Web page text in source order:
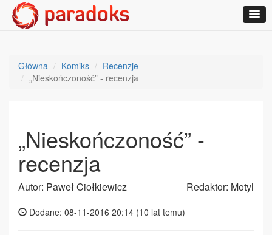
Główna Komiks
Recenzje
„Nieskończoność” - recenzja
„Nieskończoność” -
recenzja
Autor: Paweł Ciołkiewicz Redaktor: Motyl
Dodane: 08-11-2016 20:14 (10 lat temu)